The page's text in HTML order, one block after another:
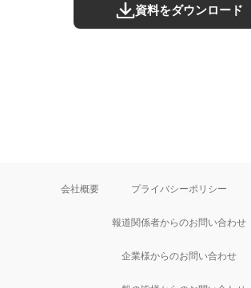
資料をダウンロード
会社概要 プライバシーポリシー
報道関係者からのお問い合わせ
企業様からのお問い合わせ